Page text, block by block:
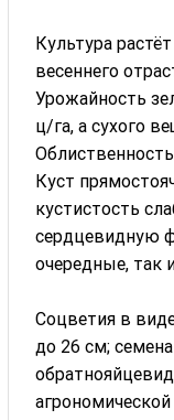
Культура
весеннего
Урожайность
ц/га, а сухого
Куст
кустистость
сердцевидную
очередные, так
Соцветия в
до 26 см;